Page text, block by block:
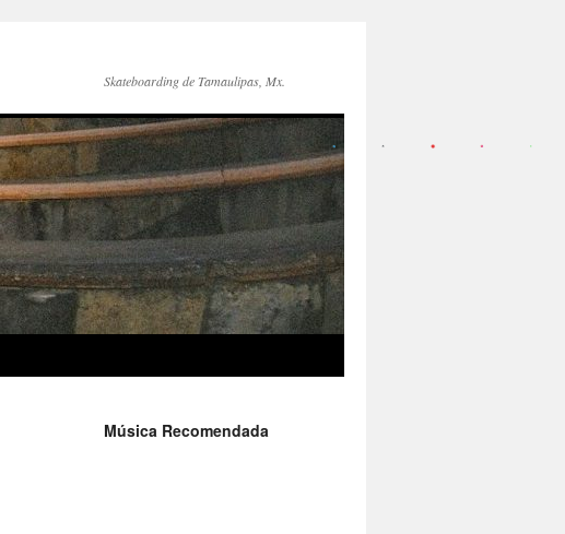
Skateboarding de Tamaulipas, Mx.
Música Recomendada